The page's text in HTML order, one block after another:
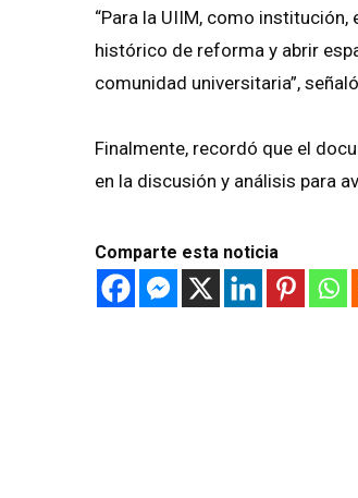
“Para la UIIM, como
histórico de reforma y abrir
comunidad universitaria”,
Finalmente, recordó que el
en la discusión y análisis para
Comparte esta noticia